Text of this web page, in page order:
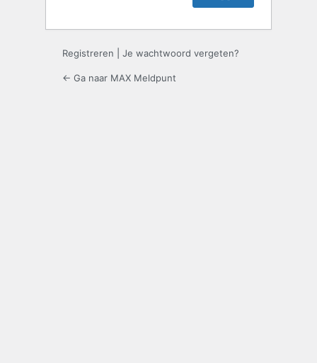
Registreren Je wachtwoord vergeten?
← Ga naar MAX Meldpunt